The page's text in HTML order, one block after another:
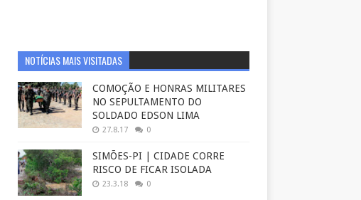
NOTÍCIAS MAIS VISITADAS
COMOÇÃO E HONRAS MILITARES
NO SEPULTAMENTO DO
SOLDADO EDSON LIMA
27.8.17 0
SIMÕES-PI | CIDADE CORRE
RISCO DE FICAR ISOLADA
23.3.18 0